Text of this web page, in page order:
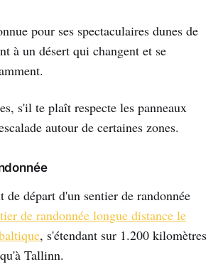
pour ses spectaculaires dunes de
à un désert qui changent et se
s'il te plaît respecte les panneaux
autour de certaines zones.
de départ d'un sentier de randonnée
de randonnée longue distance le
, s'étendant sur 1.200 kilomètres
Tallinn.